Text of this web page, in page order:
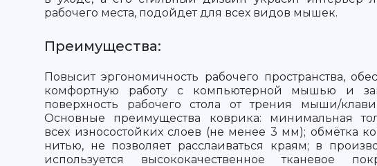
рабочего места, подойдет для всех видов мышек.
Преимущества:
Повысит эргономичность рабочего пространства,
комфортную работу с компьютерной мышью и
поверхность рабочего стола от трения мыши/
Основные преимущества коврика: минимальная
всех износостойких слоев (не менее 3 мм); обмётка
нитью, не позволяет расслаиваться краям; в
используется высококачественное тканевое